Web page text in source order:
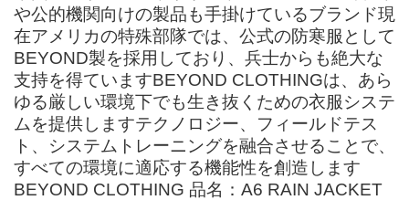
や公的機関向けの製品も手掛けているブランド現
在アメリカの特殊部隊では、公式の防寒服として
BEYOND製を採用しており、兵士からも絶大な
支持を得ていますBEYOND CLOTHINGは、あら
ゆる厳しい環境下でも生き抜くための衣服システ
ムを提供しますテクノロジー、フィールドテス
ト、システムトレーニングを融合させることで、
すべての環境に適応する機能性を創造します
BEYOND CLOTHING 品名：A6 RAIN JACKET